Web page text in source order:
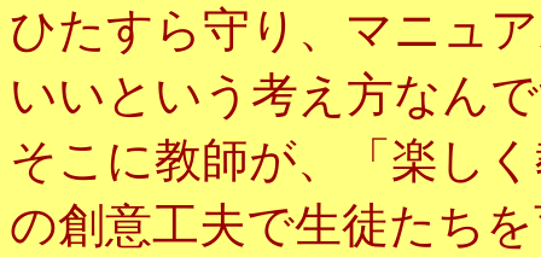
ひたすら守り、マニュ
いいという考え方なん
そこに教師が、「楽し
の創意工夫で生徒たち